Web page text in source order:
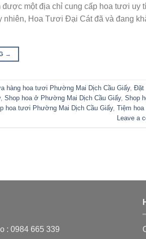
một địa chỉ cung cấp hoa tươi uy
nhiên, Hoa Tươi Đại Cát đã và đang
→
hàng hoa tươi Phường Mai Dịch Cầu Giấy, Đặt
, Shop hoa ở Phường Mai Dịch Cầu Giấy, Shop
hoa tươi Phường Mai Dịch Cầu Giấy, Tiệm
Leave a
: 0984 665 339